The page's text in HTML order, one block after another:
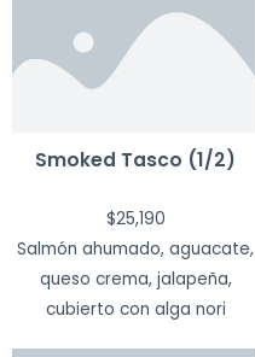
Smoked Tasco (1/2)
$25,190
Salmón ahumado, aguacate,
queso crema, jalapeña,
cubierto con alga nori